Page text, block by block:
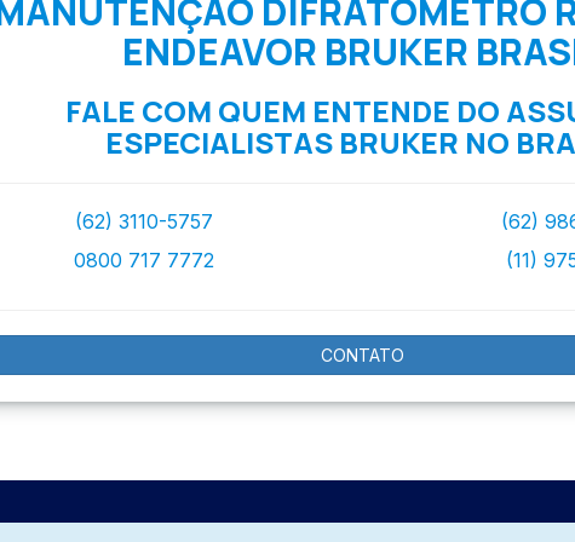
MANUTENÇÃO DIFRATOMETRO
ENDEAVOR BRUKER
FALE COM QUEM ENTENDE DO
ESPECIALISTAS BRUKER NO
(62) 3110-5757
0800 717 7772
(62)
(11)
CONTATO